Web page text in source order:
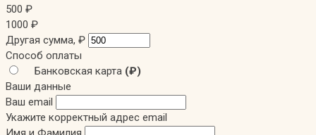
500 ₽
1000 ₽
Другая сумма, ₽
Способ оплаты
Банковская карта (₽)
Ваши данные
Ваш email
Укажите корректный адрес email